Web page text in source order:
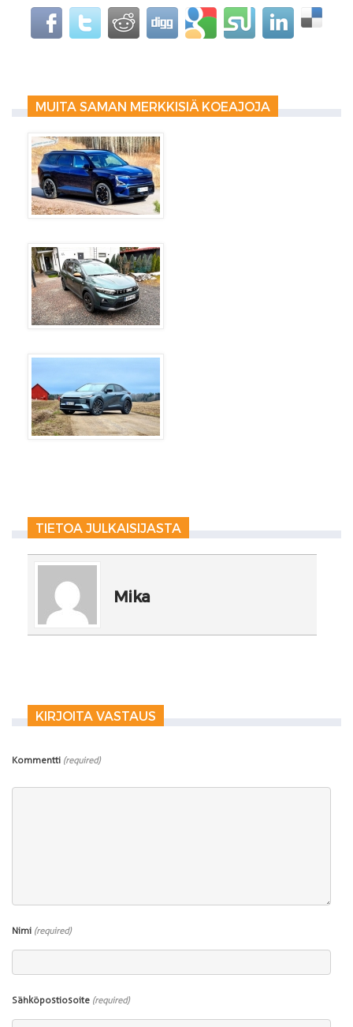
MUITA SAMAN MERKKISIÄ KOEAJOJA
TIETOA JULKAISIJASTA
Mika
KIRJOITA VASTAUS
Kommentti (required)
Nimi (required)
Sähköpostiosoite (required)